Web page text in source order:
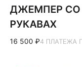
ДЖЕМПЕР
РУКАВАХ
16 500 ₽4 ПЛАТЕЖА